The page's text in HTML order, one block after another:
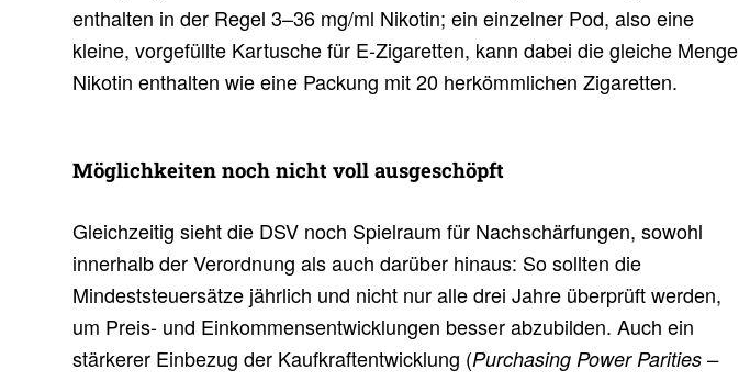
enthalten in der Regel 3–36 mg/ml Nikotin; ein einzelner Pod, also eine
kleine, vorgefüllte Kartusche für E-Zigaretten, kann dabei die gleiche Menge
Nikotin enthalten wie eine Packung mit 20 herkömmlichen Zigaretten.
Möglich­keiten noch nicht voll ausge­schöpft
Gleichzeitig sieht die DSV noch Spielraum für Nachschärfungen, sowohl
innerhalb der Verordnung als auch darüber hinaus: So sollten die
Mindeststeuersätze jährlich und nicht nur alle drei Jahre überprüft werden,
um Preis- und Einkommensentwicklungen besser abzubilden. Auch ein
stärkerer Einbezug der Kaufkraftentwicklung (Purchasing Power Parities –